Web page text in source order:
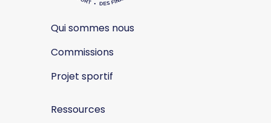
Qui sommes nous
Commissions
Projet sportif
Ressources